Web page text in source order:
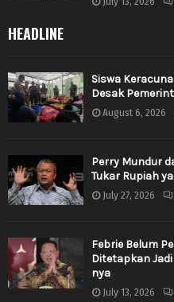
HEADLINE
Siswa
Desak
August 6, 2026
Perry Mundur
Tukar Rupiah
July 27, 2026
Febrie Belum
Ditetapkan Jadi
nya
July 13, 2026